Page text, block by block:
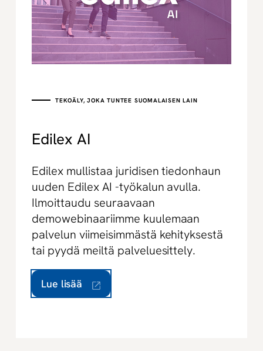
TEKOÄLY, JOKA TUNTEE SUOMALAISEN LAIN
Edilex AI
Edilex mullistaa juridisen tiedonhaun
uuden Edilex AI -työkalun avulla.
Ilmoittaudu seuraavaan
demowebinaariimme kuulemaan
palvelun viimeisimmästä kehityksestä
tai pyydä meiltä palveluesittely.
Lue lisää